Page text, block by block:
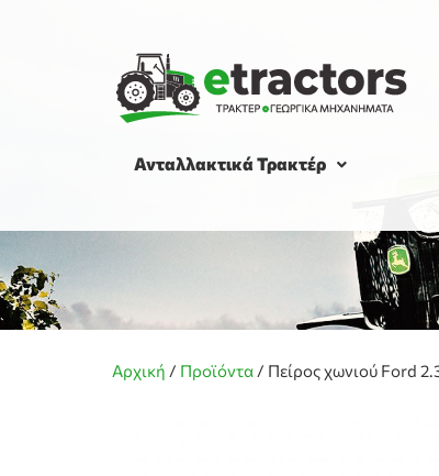
Ανταλλακτικά Τρακτέρ
Αρχική / Προϊόντα / Πείρος χωνιού Ford